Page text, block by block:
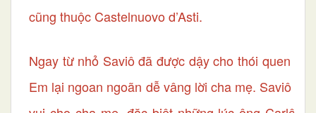
cũng thuộc Castelnuovo d’Asti.
Ngay từ nhỏ Saviô đã được dậy cho thói quen
Em lại ngoan ngoãn dễ vâng lời cha mẹ. Saviô đã